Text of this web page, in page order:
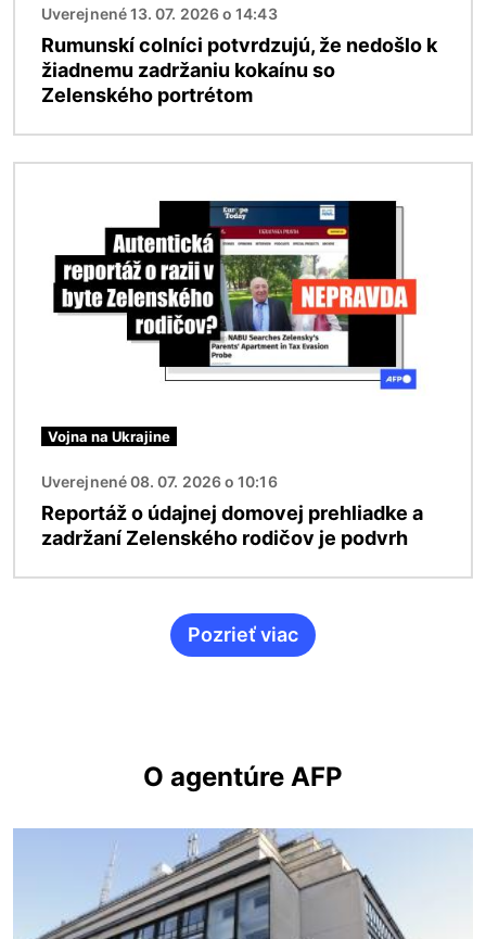
Uverejnené 13. 07. 2026 o 14:43
Rumunskí colníci potvrdzujú, že nedošlo k
žiadnemu zadržaniu kokaínu so
Zelenského portrétom
Vojna na Ukrajine
Uverejnené 08. 07. 2026 o 10:16
Reportáž o údajnej domovej prehliadke a
zadržaní Zelenského rodičov je podvrh
Pozrieť viac
O agentúre AFP